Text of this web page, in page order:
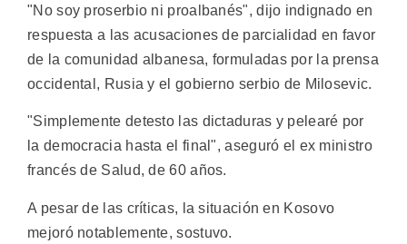
"No soy proserbio ni proalbanés", dijo indignado en
respuesta a las acusaciones de parcialidad en favor
de la comunidad albanesa, formuladas por la prensa
occidental, Rusia y el gobierno serbio de Milosevic.
"Simplemente detesto las dictaduras y pelearé por
la democracia hasta el final", aseguró el ex ministro
francés de Salud, de 60 años.
A pesar de las críticas, la situación en Kosovo
mejoró notablemente, sostuvo.